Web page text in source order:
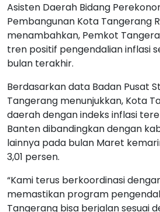
Asisten Daerah Bidang
Pembangunan Kota Tangerang
menambahkan, Pemkot
tren positif pengendalian inflasi
bulan terakhir.
Berdasarkan data Badan Pusat
Tangerang menunjukkan, Kota
daerah dengan indeks inflasi
Banten dibandingkan dengan
lainnya pada bulan Maret
3,01 persen.
“Kami terus berkoordinasi
memastikan program
Tangerang bisa berjalan sesuai